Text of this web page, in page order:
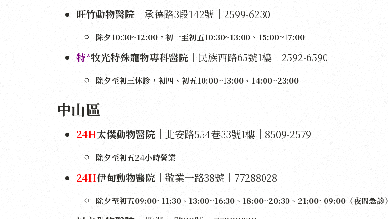
旺竹動物醫院 ｜承德路3段142號｜2599-6230
除夕10:30~12:00，初一至初五10:30~13:00、15:00~17:00
特*牧光特殊寵物專科醫院 ｜民族西路65號1樓｜2592-6590
除夕至初三休診，初四、初五10:00~13:00、14:00~23:00
中山區
24H太僕動物醫院 ｜北安路554巷33號1樓｜8509-2579
除夕至初五24小時營業
24H伊甸動物醫院 ｜敬業一路38號｜77288028
除夕至初五09:00~11:30、13:00~16:30、18:00~20:30、21:00~09:00（夜間急診）